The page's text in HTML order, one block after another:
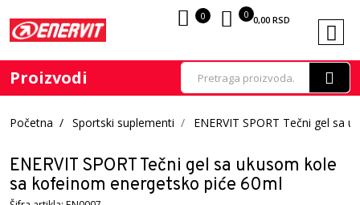
Proizvodi
0 0,00 RSD
0
Početna Sportski suplementi ENERVIT SPORT Tečni gel sa
ENERVIT SPORT Tečni gel sa ukusom kole
sa kofeinom energetsko piće 60ml